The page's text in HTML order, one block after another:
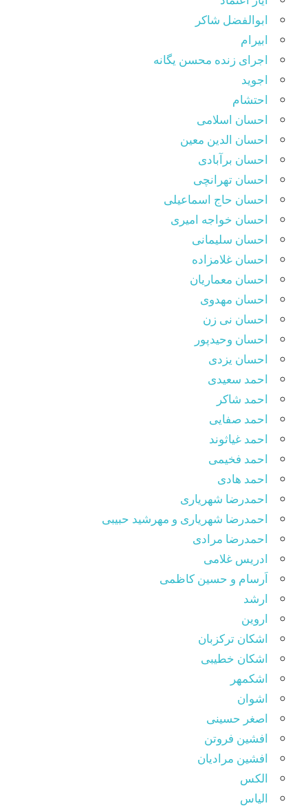
ابوالفضل شاکر
ابیرام
اجرای زنده محسن یگانه
اجوید
احتشام
احسان اسلامی
احسان الدین معین
احسان برآبادی
احسان تهرانچی
احسان حاج اسماعیلی
احسان خواجه امیری
احسان سلیمانی
احسان غلامزاده
احسان معماریان
احسان مهدوی
احسان نی زن
احسان وحیدپور
احسان یزدی
احمد سعیدی
احمد شاکر
احمد صفایی
احمد غیاثوند
احمد فخیمی
احمد هادی
احمدرضا شهریاری
احمدرضا شهریاری و مهرشید حبیبی
احمدرضا مرادی
ادریس غلامی
اَرسام و حسین کاظمی
ارشد
اروین
اشکان ترکزبان
اشکان خطیبی
اشکمهر
اشوان
اصغر حسینی
افشین فروتن
افشین مرادیان
الکس
الیاس